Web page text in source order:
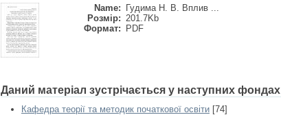
Name:
Гудима Н. В. Вплив ...
Розмір: 201.7Kb
Формат:
PDF
Даний матеріал зустрічається у наступних фондах
Кафедра теорії та методик початкової освіти [74]